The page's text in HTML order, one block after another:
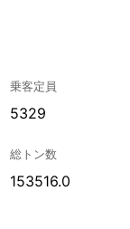
乗客定員
5329
総トン数
153516.0